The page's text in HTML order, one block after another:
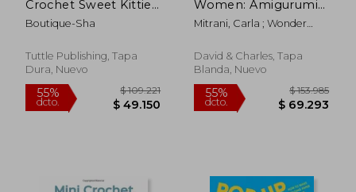
Crochet Sweet Kitties
the Japanese way (24
Projects of Cats to
Boutique-Sha
Tuttle Publishing, Tapa
Dura, Nuevo
Women: Amigurumi
Patterns for 15
Incredible Women
World (en Inglés)
Mitrani, Carla ; Wonder
David & Charles, Tapa
Blanda, Nuevo